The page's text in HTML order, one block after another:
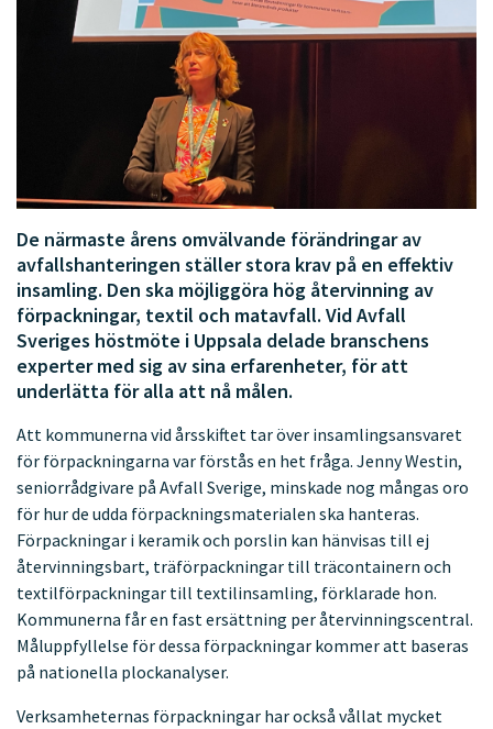
De närmaste årens omvälvande förändringar av
avfallshanteringen ställer stora krav på en effektiv
insamling. Den ska möjliggöra hög återvinning av
förpackningar, textil och matavfall. Vid Avfall
Sveriges höstmöte i Uppsala delade branschens
experter med sig av sina erfarenheter, för att
underlätta för alla att nå målen.
Att kommunerna vid årsskiftet tar över insamlingsansvaret
för förpackningarna var förstås en het fråga. Jenny Westin,
seniorrådgivare på Avfall Sverige, minskade nog mångas oro
för hur de udda förpackningsmaterialen ska hanteras.
Förpackningar i keramik och porslin kan hänvisas till ej
återvinningsbart, träförpackningar till träcontainern och
textilförpackningar till textilinsamling, förklarade hon.
Kommunerna får en fast ersättning per återvinningscentral.
Måluppfyllelse för dessa förpackningar kommer att baseras
på nationella plockanalyser.
Verksamheternas förpackningar har också vållat mycket